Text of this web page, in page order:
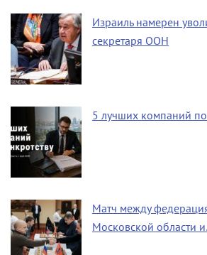
Израиль намерен
секретаря ООН
5 лучших компаний по
Матч между
Московской области